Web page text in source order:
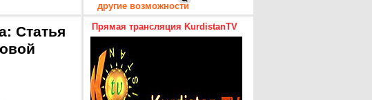
Статья
другие возможности
Прямая трансляция KurdistanTV